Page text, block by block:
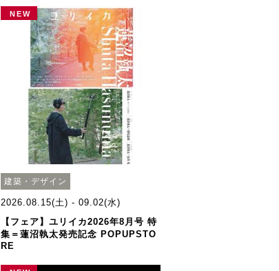
NEW
建築・デザイン
2026.08.15(土) - 09.02(水)
【フェア】ユリイカ2026年8月号 特
集＝蓮沼執太発売記念 POPUPSTO
RE